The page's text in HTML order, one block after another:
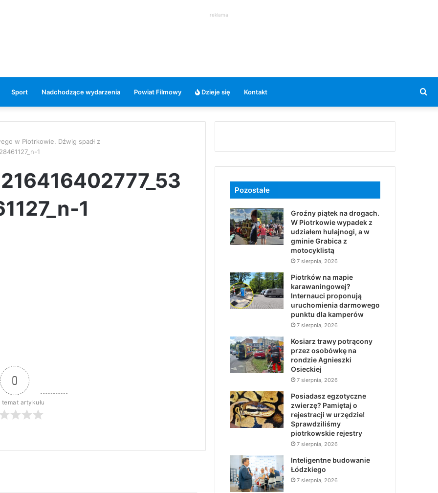
reklama
Sport Nadchodzące wydarzenia Powiat Filmowy Dzieje się Kontakt
w Piotrkowie. Dźwig spadł z
1
1
0
temat artykułu
Pozostałe
Groźny piątek na drogach.
W Piotrkowie wypadek z
udziałem hulajnogi, a w
gminie Grabica z
motocyklistą
7 sierpnia, 2026
Piotrków na mapie
karawaningowej?
Internauci proponują
uruchomienia darmowego
punktu dla kamperów
7 sierpnia, 2026
Kosiarz trawy potrącony
przez osobówkę na
rondzie Agnieszki
Osieckiej
7 sierpnia, 2026
Posiadasz egzotyczne
zwierzę? Pamiętaj o
rejestracji w urzędzie!
Sprawdziliśmy
piotrkowskie rejestry
7 sierpnia, 2026
Inteligentne budowanie
Łódzkiego
7 sierpnia, 2026